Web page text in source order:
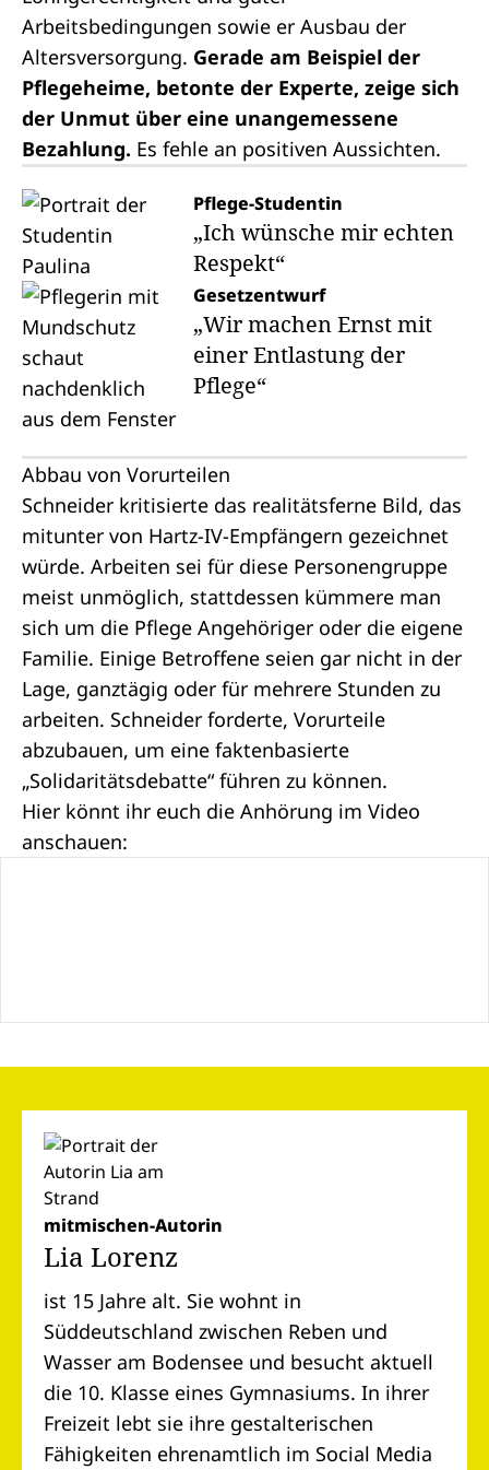
Arbeitsbedingungen sowie er Ausbau der
Altersversorgung. Gerade am Beispiel der
Pflegeheime, betonte der Experte, zeige sich
der Unmut über eine unangemessene
Bezahlung. Es fehle an positiven Aussichten.
Pflege-Studentin
„Ich wünsche mir echten
Respekt“
Gesetzentwurf
„Wir machen Ernst mit
einer Entlastung der
Pflege“
Abbau von Vorurteilen
Schneider kritisierte das realitätsferne Bild, das
mitunter von Hartz-IV-Empfängern gezeichnet
würde. Arbeiten sei für diese Personengruppe
meist unmöglich, stattdessen kümmere man
sich um die Pflege Angehöriger oder die eigene
Familie. Einige Betroffene seien gar nicht in der
Lage, ganztägig oder für mehrere Stunden zu
arbeiten. Schneider forderte, Vorurteile
abzubauen, um eine faktenbasierte
„Solidaritätsdebatte“ führen zu können.
Hier könnt ihr euch die Anhörung im Video
anschauen:
mitmischen-Autorin
Lia Lorenz
ist 15 Jahre alt. Sie wohnt in
Süddeutschland zwischen Reben und
Wasser am Bodensee und besucht aktuell
die 10. Klasse eines Gymnasiums. In ihrer
Freizeit lebt sie ihre gestalterischen
Fähigkeiten ehrenamtlich im Social Media